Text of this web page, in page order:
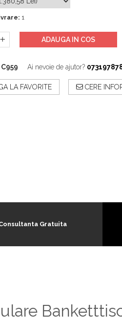
1
ADAUGA IN COS
C959 Ai nevoie de ajutor?
LA FAVORITE CERE
Gratuita